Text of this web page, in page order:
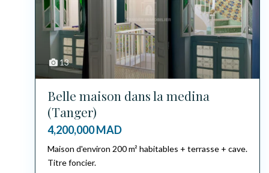
13
Belle maison dans la medina
(Tanger)
4,200,000 MAD
Maison d'environ 200 m² habitables + terrasse + cave.
Titre foncier.